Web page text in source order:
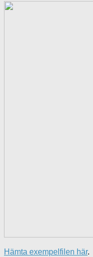
Hämta exempelfilen här.